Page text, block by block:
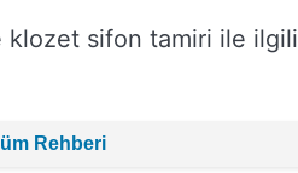
klozet sifon tamiri ile ilgili
Rehberi